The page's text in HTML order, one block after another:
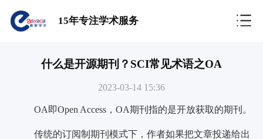
15年专注学术服务
什么是开源期刊？SCI常见术语之OA
2023-03-14 15:36
OA即Open Access，OA期刊指的是开放获取的期刊。
传统的订阅制期刊模式下，作者如果把文章投递给出